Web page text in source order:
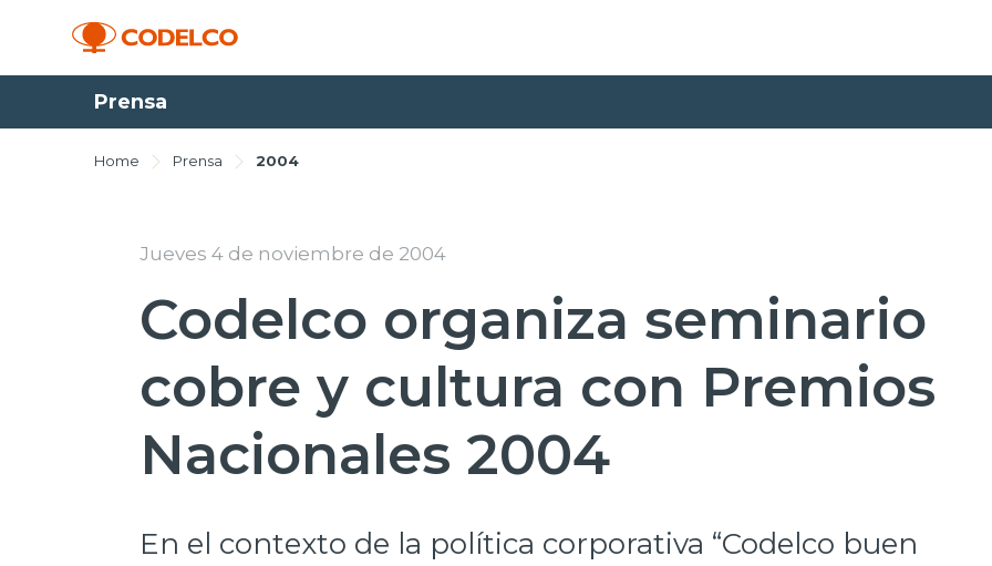
Prensa
Home Prensa 2004
Jueves 4 de noviembre de 2004
Codelco organiza seminario
cobre y cultura con Premios
Nacionales 2004
En el contexto de la política corporativa “Codelco buen